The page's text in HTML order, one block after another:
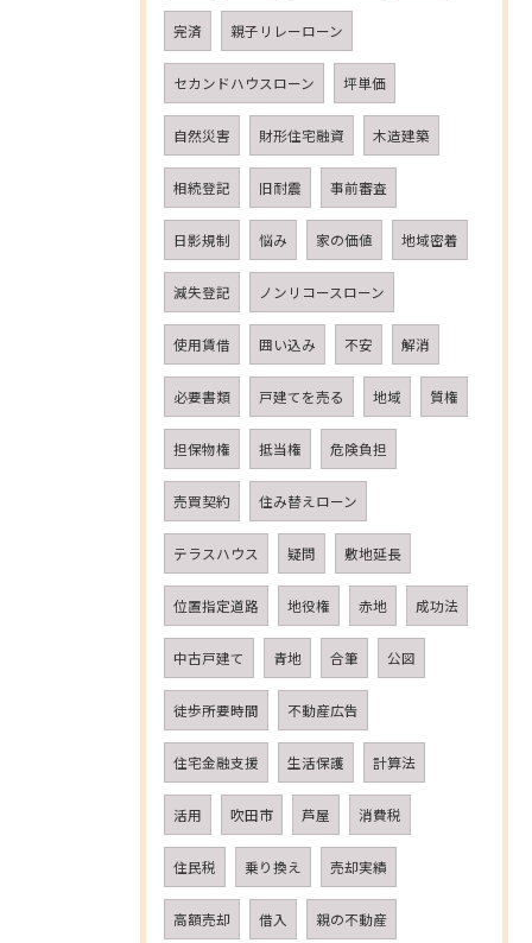
完済 親子リレーローン
セカンドハウスローン 坪単価
自然災害 財形住宅融資 木造建築
相続登記 旧耐震 事前審査
日影規制 悩み 家の価値 地域密着
減失登記 ノンリコースローン
使用賃借 囲い込み 不安 解消
必要書類 戸建てを売る 地域 質権
担保物権 抵当権 危険負担
売買契約 住み替えローン
テラスハウス 疑問 敷地延長
位置指定道路 地役権 赤地 成功法
中古戸建て 青地 合筆 公図
徒歩所要時間 不動産広告
住宅金融支援 生活保護 計算法
活用 吹田市 芦屋 消費税
住民税 乗り換え 売却実績
高額売却 借入 親の不動産